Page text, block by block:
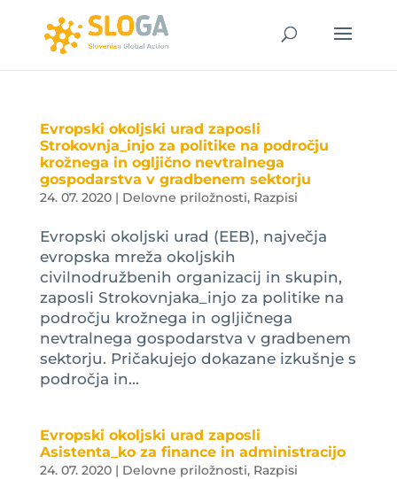
Evropski okoljski urad zaposli
Strokovnja_injo za politike na področju
krožnega in ogljično nevtralnega
gospodarstva v gradbenem sektorju
24. 07. 2020| Delovne priložnosti, Razpisi
Evropski okoljski urad (EEB), največja
evropska mreža okoljskih
civilnodružbenih organizacij in skupin,
zaposli Strokovnjaka_injo za politike na
področju krožnega in ogljičnega
nevtralnega gospodarstva v gradbenem
sektorju. Pričakujejo dokazane izkušnje s
področja in...
Evropski okoljski urad zaposli
Asistenta_ko za finance in administracijo
24. 07. 2020| Delovne priložnosti, Razpisi